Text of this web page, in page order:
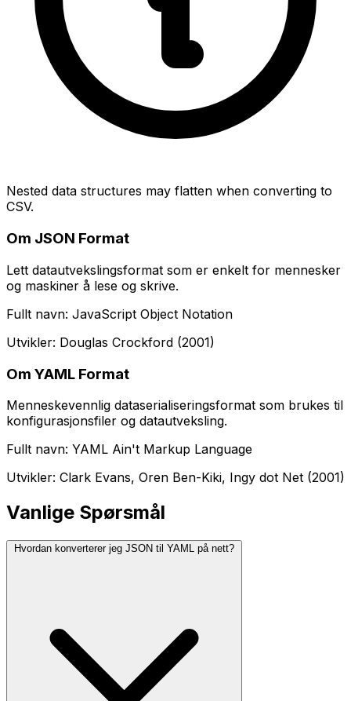
Nested data structures may flatten when converting to
CSV.
Om JSON Format
Lett datautvekslingsformat som er enkelt for mennesker
og maskiner å lese og skrive.
Fullt navn: JavaScript Object Notation
Utvikler: Douglas Crockford (2001)
Om YAML Format
Menneskevennlig dataserialiseringsformat som brukes til
konfigurasjonsfiler og datautveksling.
Fullt navn: YAML Ain't Markup Language
Utvikler: Clark Evans, Oren Ben-Kiki, Ingy dot Net (2001)
Vanlige Spørsmål
Hvordan konverterer jeg JSON til YAML på nett?